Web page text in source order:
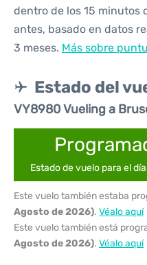
dentro de los 15 minutos
antes, basado en datos
3 meses. Más sobre
Estado del
VY8980 Vueling a
Estado de vuelo para el
Este vuelo también estaba
Agosto de 2026). Véalo aquí
Este vuelo también está
Agosto de 2026). Véalo aquí